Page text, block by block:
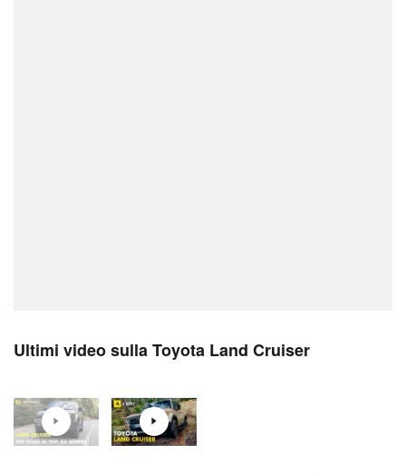
Ultimi video sulla Toyota Land Cruiser